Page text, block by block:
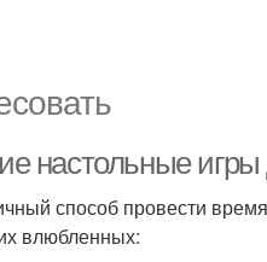
настольные
способ провести
влюбленных: